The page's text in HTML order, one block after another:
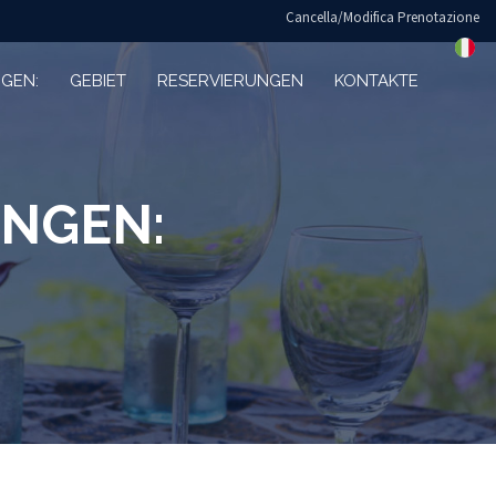
Cancella/Modifica Prenotazione
GEBIET RESERVIERUNGEN KONTAKTE